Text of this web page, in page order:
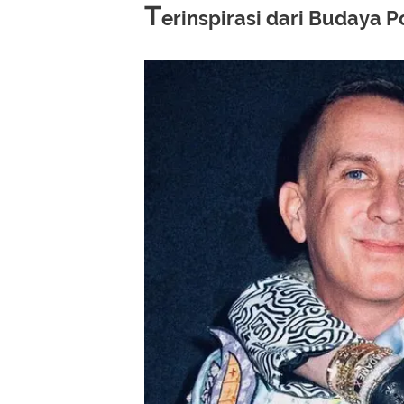
Terinspirasi dari Budaya